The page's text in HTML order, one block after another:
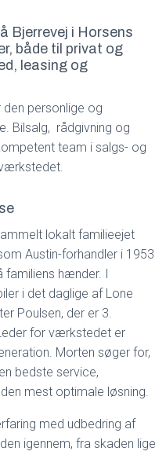
Bjerrevej i Horsens
både til privat og
leasing og
den personlige og
Bilsalg, rådgivning og
team i salgs- og
lokalt familieejet
Austin-forhandler i 1953
hænder. I
i det daglige af Lone
Poulsen, der er 3.
for værkstedet er
Morten søger for,
bedste service,
mest optimale løsning.
med udbedring af
igennem, fra skaden lige